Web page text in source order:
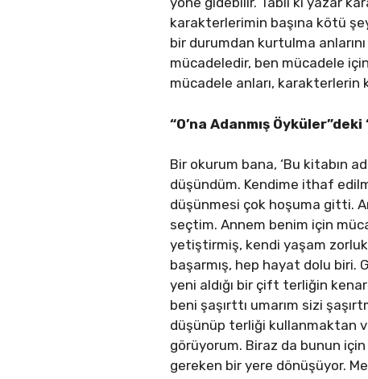
karakterlerimin başına kötü
bir durumdan kurtulma
mücadeledir, ben mücadele
mücadele anları, karakterlerin
“O’na Adanmış
Bir okurum bana, ‘Bu kitabın
düşündüm. Kendime ithaf
düşünmesi çok hoşuma gitti.
seçtim. Annem benim için
yetiştirmiş, kendi yaşam
başarmış, hep hayat dolu biri.
yeni aldığı bir çift terliğin
beni şaşırttı umarım sizi
düşünüp terliği kullanmaktan
görüyorum. Biraz da bunun
gereken bir yere dönüşüyor.